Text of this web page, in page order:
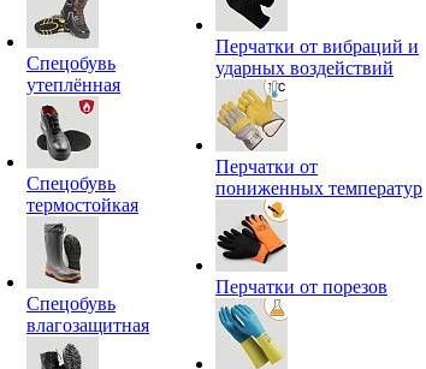
Спецобувь
утеплённая
Спецобувь
термостойкая
Спецобувь
влагозащитная
Перчатки от вибраций и
ударных воздействий
Перчатки от
пониженных температур
Перчатки от порезов